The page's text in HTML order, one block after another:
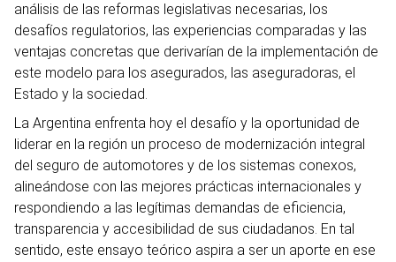
análisis de las reformas legislativas necesarias, los
desafíos regulatorios, las experiencias comparadas y las
ventajas concretas que derivarían de la implementación de
este modelo para los asegurados, las aseguradoras, el
Estado y la sociedad.
La Argentina enfrenta hoy el desafío y la oportunidad de
liderar en la región un proceso de modernización integral
del seguro de automotores y de los sistemas conexos,
alineándose con las mejores prácticas internacionales y
respondiendo a las legítimas demandas de eficiencia,
transparencia y accesibilidad de sus ciudadanos. En tal
sentido, este ensayo teórico aspira a ser un aporte en ese